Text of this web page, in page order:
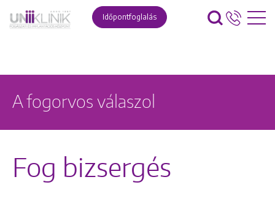
Időpontfoglalás
A fogorvos válaszol
Fog bizsergés